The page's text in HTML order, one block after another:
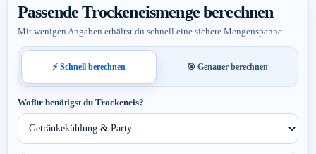
Passende Trockeneismenge berechnen
Mit wenigen Angaben erhältst du schnell eine sichere Mengenspanne.
⚡ Schnell berechnen 🎯 Genauer berechnen
Wofür benötigst du Trockeneis?